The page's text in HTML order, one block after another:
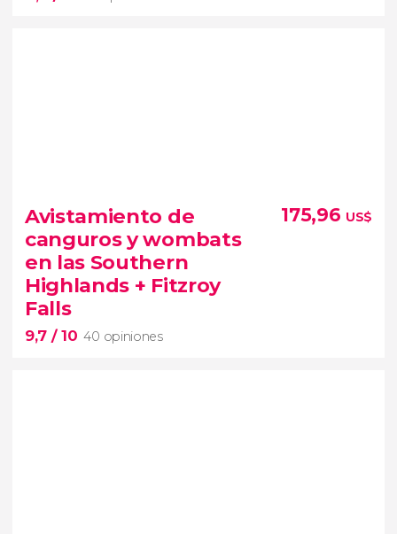
59 opiniones
excursión a la Isla Phillip
ver koalas, canguros y pingüinos en
sus hábitats
Avistamiento de
canguros y wombats
en las Southern
Highlands + Fitzroy
Falls
9,7 / 10 40 opiniones
175,96 US$